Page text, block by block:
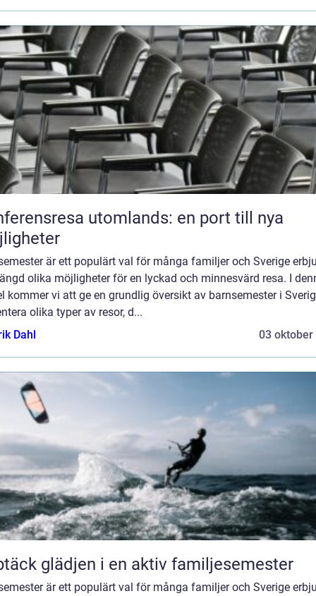
utomlands: en port till nya
är ett populärt val för många familjer och Sverige
olika möjligheter för en lyckad och minnesvärd resa. I
kommer vi att ge en grundlig översikt av barnsemester i
olika typer av resor, d...
Dahl
03 oktober
glädjen i en aktiv familjesemester
är ett populärt val för många familjer och Sverige